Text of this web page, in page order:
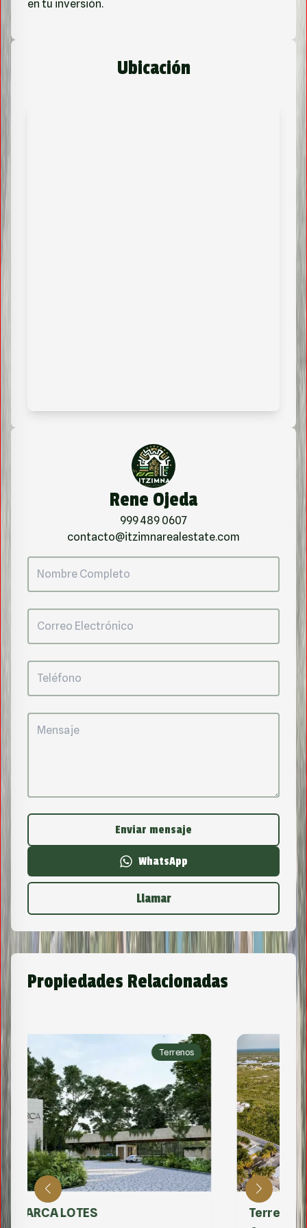
en tu inversión.
Ubicación
Rene Ojeda
999 489 0607
contacto@itzimnarealestate.com
Enviar mensaje
WhatsApp
Llamar
Propiedades Relacionadas
Terrenos
Terrenos En Telchac